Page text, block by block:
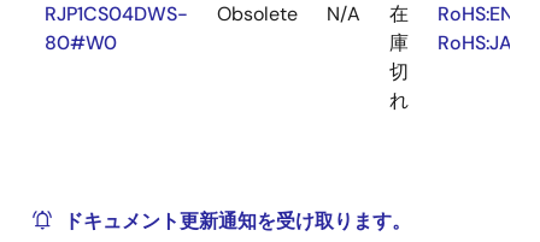
RJP1CS04DWS-
80#W0
Obsolete N/A
在
庫
切
れ
RoHS:EN
RoHS:JA
ドキュメント更新通知を受け取ります。